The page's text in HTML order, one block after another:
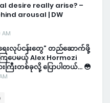
desire really arise? –
arousal | DW
ရေးလုပ်ငန်းတွေ” တည်ဆောက်ဖို့
ပေမယ့် Alex Hormozi
ကြီးတစ်ခုလို့ ပြောပါတယ်… 😳